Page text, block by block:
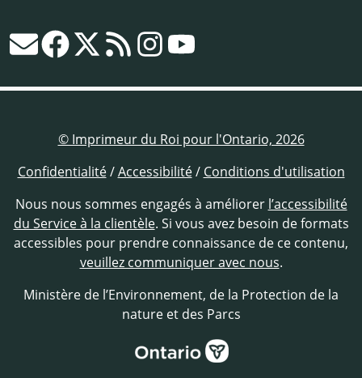
© Imprimeur du Roi pour l'Ontario, 2026
Confidentialité/Accessibilité/ Conditions d'utilisation
Nous nous sommes engagés à améliorer l’accessibilité
du Service à la clientèle. Si vous avez besoin de formats
accessibles pour prendre connaissance de ce contenu,
veuillez communiquer avec nous.
Ministère de l’Environnement, de la Protection de la
nature et des Parcs